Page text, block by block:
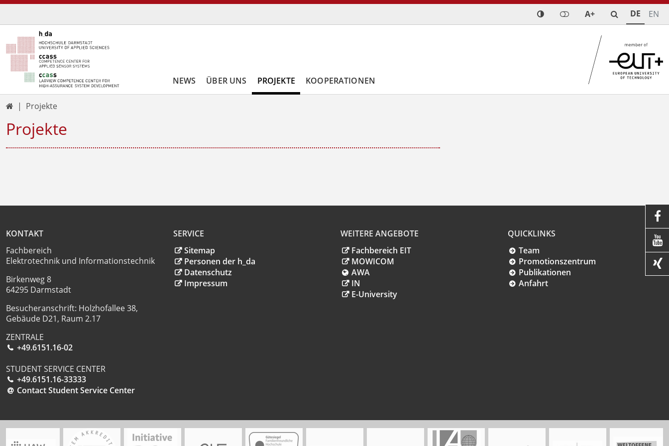
A+ DE EN
NEWS ÜBER UNS PROJEKTE KOOPERATIONEN
 Projekte
Projekte
KONTAKT
Fachbereich
Elektrotechnik und Informationstechnik
Birkenweg 8
64295 Darmstadt
Besucheranschrift: Holzhofallee 38,
Gebäude D21, Raum 2.17
ZENTRALE
+49.6151.16-02
STUDENT SERVICE CENTER
+49.6151.16-33333
Contact Student Service Center
SERVICE
Sitemap
Personen der h_da
Datenschutz
Impressum
WEITERE ANGEBOTE
Fachbereich EIT
MOWICOM
AWA
IN
E-University
QUICKLINKS
Team
Promotionszentrum
Publikationen
Anfahrt


